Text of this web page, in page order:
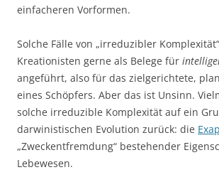
einfacheren Vorformen.
Solche Fälle von „irreduzibler
Kreationisten gerne als Belege für
angeführt, also für das zielgerichtete,
eines Schöpfers. Aber das ist Unsinn.
solche irreduzible Komplexität auf ein
darwinistischen Evolution zurück: die
„Zweckentfremdung“ bestehender
Lebewesen.